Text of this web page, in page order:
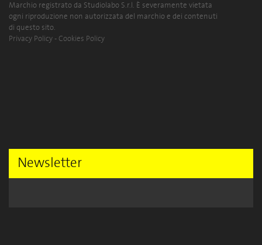
Marchio registrato da Studiolabo S.r.l. È severamente vietata
ogni riproduzione non autorizzata del marchio e dei contenuti
di questo sito.
Privacy Policy - Cookies Policy
Newsletter